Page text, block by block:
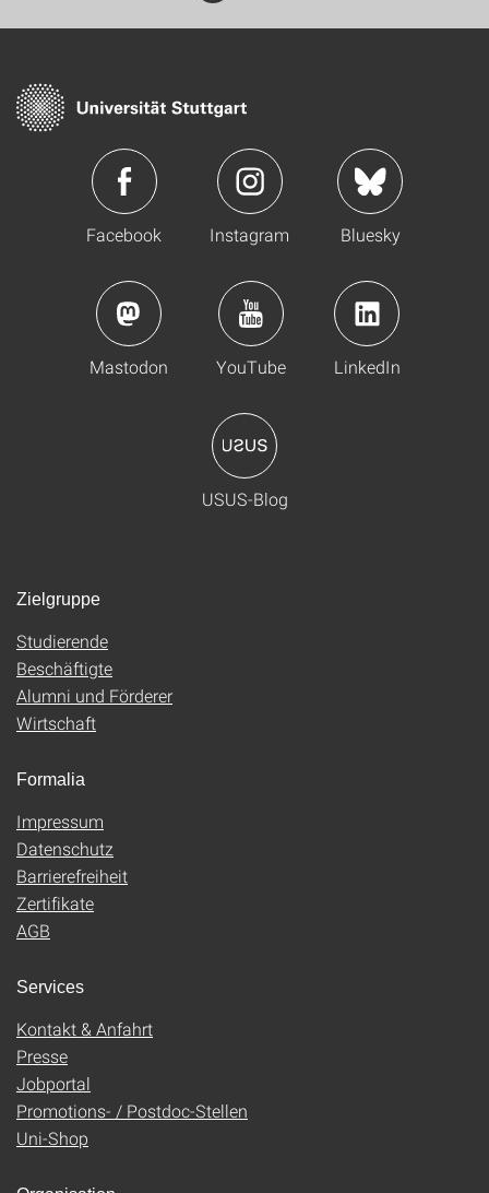
Facebook Instagram Bluesky
Mastodon YouTube LinkedIn
USUS-Blog
Zielgruppe
Studierende
Beschäftigte
Alumni und Förderer
Wirtschaft
Formalia
Impressum
Datenschutz
Barrierefreiheit
Zertifikate
AGB
Services
Kontakt & Anfahrt
Presse
Jobportal
Promotions- / Postdoc-Stellen
Uni-Shop